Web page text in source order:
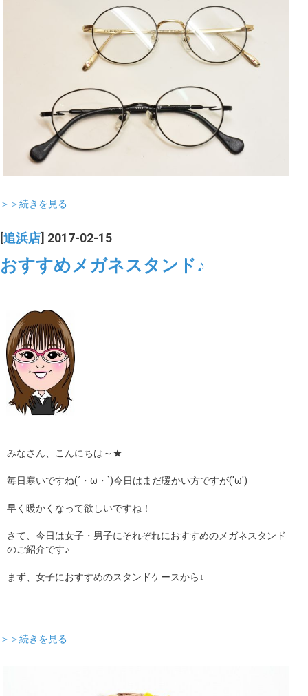
＞＞続きを見る
[追浜店] 2017-02-15
おすすめメガネスタンド♪
みなさん、こんにちは～★
毎日寒いですね(´・ω・`)今日はまだ暖かい方ですが('ω')
早く暖かくなって欲しいですね！
さて、今日は女子・男子にそれぞれにおすすめのメガネスタンド
のご紹介です♪
まず、女子におすすめのスタンドケースから↓
＞＞続きを見る